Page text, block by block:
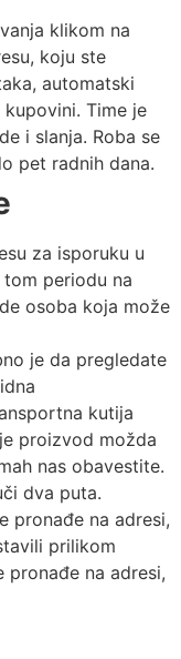
klikom na
koju ste
automatski
Time je
i slanja. Roba se
pet radnih dana.
za isporuku u
periodu na
osoba koja može
je da pregledate
kutija
proizvod možda
nas obavestite.
dva puta.
pronađe na adresi,
prilikom
pronađe na adresi,